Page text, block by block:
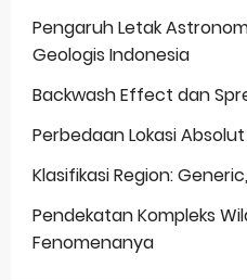
Pengaruh Letak
Geologis Indonesia
Backwash Effect dan
Perbedaan Lokasi
Klasifikasi Region:
Pendekatan Kompleks
Fenomenanya